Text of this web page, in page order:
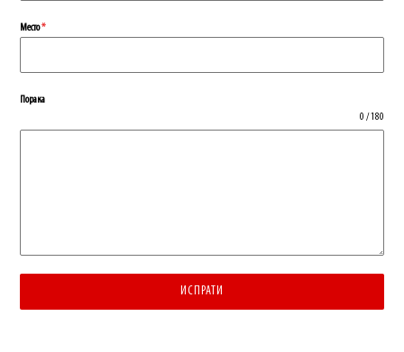
Место*
Порака
0 / 180
ИСПРАТИ